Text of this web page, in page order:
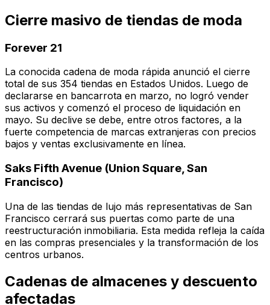
Cierre masivo de tiendas de moda
Forever 21
La conocida cadena de moda rápida anunció el cierre
total de sus 354 tiendas en Estados Unidos. Luego de
declararse en bancarrota en marzo, no logró vender
sus activos y comenzó el proceso de liquidación en
mayo. Su declive se debe, entre otros factores, a la
fuerte competencia de marcas extranjeras con precios
bajos y ventas exclusivamente en línea.
Saks Fifth Avenue (Union Square, San
Francisco)
Una de las tiendas de lujo más representativas de San
Francisco cerrará sus puertas como parte de una
reestructuración inmobiliaria. Esta medida refleja la caída
en las compras presenciales y la transformación de los
centros urbanos.
Cadenas de almacenes y descuento
afectadas